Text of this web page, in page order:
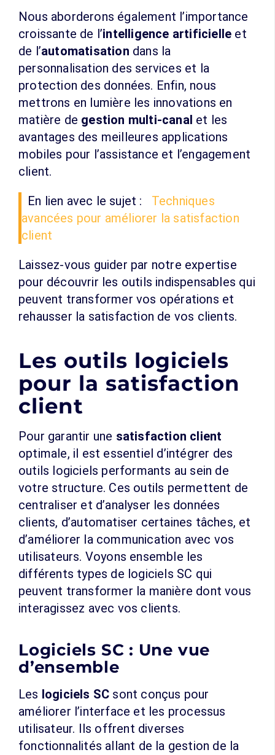
Nous aborderons également l’importance
croissante de l’intelligence artificielle et
de l’automatisation dans la
personnalisation des services et la
protection des données. Enfin, nous
mettrons en lumière les innovations en
matière de gestion multi-canal et les
avantages des meilleures applications
mobiles pour l’assistance et l’engagement
client.
En lien avec le sujet :
Techniques
avancées pour améliorer la satisfaction
client
Laissez-vous guider par notre expertise
pour découvrir les outils indispensables qui
peuvent transformer vos opérations et
rehausser la satisfaction de vos clients.
Les outils logiciels
pour la satisfaction
client
Pour garantir une satisfaction client
optimale, il est essentiel d’intégrer des
outils logiciels performants au sein de
votre structure. Ces outils permettent de
centraliser et d’analyser les données
clients, d’automatiser certaines tâches, et
d’améliorer la communication avec vos
utilisateurs. Voyons ensemble les
différents types de logiciels SC qui
peuvent transformer la manière dont vous
interagissez avec vos clients.
Logiciels SC : Une vue
d’ensemble
Les logiciels SC sont conçus pour
améliorer l’interface et les processus
utilisateur. Ils offrent diverses
fonctionnalités allant de la gestion de la